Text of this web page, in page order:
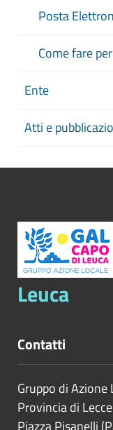
Posta
Come fare per
Ente
Atti e
Leuca
Contatti
Gruppo di Azione
Provincia di Lecce
Piazza Pisanelli